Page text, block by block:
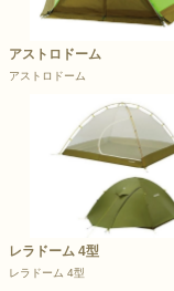
アストロドーム
アストロドーム
レラドーム 4型
レラドーム 4型